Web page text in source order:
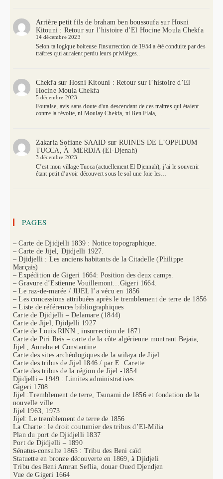
Arrière petit fils de braham ben boussoufasur Hosni
Kitouni : Retour sur l’histoire d’El Hocine Moula Chekfa
14 décembre 2023
Selon ta logique boiteuse l'insurrection de 1954 a été conduite par des
traîtres qui auraient perdu leurs privilèges..
Chekfasur Hosni Kitouni : Retour sur l’histoire d’El
Hocine Moula Chekfa
5 décembre 2023
Foutaise, avis sans doute d'un descendant de ces traitres qui étaient
contre la révolte, ni Moulay Chekfa, ni Ben Fiala,…
Zakaria Sofiane SAAID sur RUINES DE L’OPPIDUM
TUCCA, À MERDJA (El-Djenah)
3 décembre 2023
C’est mon village Tucca (actuellement El Djennah), j’ai le souvenir
étant petit d’avoir découvert sous le sol une foie les…
PAGES
– Carte de Djidjelli 1839 : Notice topographique.
– Carte de Jijel, Djidjelli 1927.
– Djidjelli : Les anciens habitants de la Citadelle (Philippe
Marçais)
– Expédition de Gigeri 1664: Position des deux camps.
– Gravure d’Estienne Vouillemont…Gigeri 1664.
– Le raz-de-marée / JIJEL l’a vécu en 1856
– Les concessions attribuées après le tremblement de terre de 1856
– Liste de références bibliographiques
Carte de Djidjelli – Delamare (1844)
Carte de Jijel, Djidjelli 1927
Carte de Louis RINN , insurrection de 1871
Carte de Piri Reis – carte de la côte algérienne montrant Bejaia,
Jijel , Annaba et Constantine
Carte des sites archéologiques de la wilaya de Jijel
Carte des tribus de Jijel 1846 / par E. Carette
Carte des tribus de la région de Jijel -1854
Djidjelli – 1949 : Limites administratives
Gigeri 1708
Jijel :Tremblement de terre, Tsunami de 1856 et fondation de la
nouvelle ville
Jijel 1963, 1973
Jijel: Le tremblement de terre de 1856
La Charte : le droit coutumier des tribus d’El-Milia
Plan du port de Djidjelli 1837
Port de Djidjelli – 1890
Sénatus-consulte 1865 : Tribu des Beni caïd
Statuette en bronze découverte en 1869, à Djidjeli
Tribu des Beni Amran Seflia, douar Oued Djendjen
Vue de Gigeri 1664